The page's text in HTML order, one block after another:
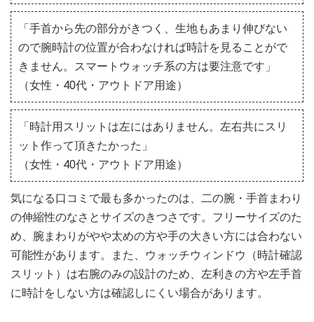
「手首から先の部分がきつく、生地もあまり伸びない
ので腕時計の位置が合わなければ時計を見ることがで
きません。スマートウォッチ系の方は要注意です」
（女性・40代・アウトドア用途）
「時計用スリットは左にはありません。左右共にスリ
ット作って頂きたかった」
（女性・40代・アウトドア用途）
気になる口コミで最も多かったのは、二の腕・手首まわり
の伸縮性のなさとサイズのきつさです。フリーサイズのた
め、腕まわりがやや太めの方や手の大きい方には合わない
可能性があります。また、ウォッチウィンドウ（時計確認
スリット）は右腕のみの設計のため、左利きの方や左手首
に時計をしない方は確認しにくい場合があります。